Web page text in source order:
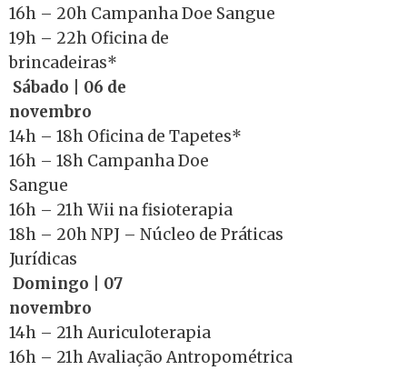
16h – 20h Campanha Doe Sangue
19h – 22h Oficina de
brincadeiras*
Sábado | 06 de
novembro
14h – 18h Oficina de Tapetes*
16h – 18h Campanha Doe
Sangue
16h – 21h Wii na fisioterapia
18h – 20h NPJ – Núcleo de Práticas
Jurídicas
Domingo | 07
novembro
14h – 21h Auriculoterapia
16h – 21h Avaliação Antropométrica